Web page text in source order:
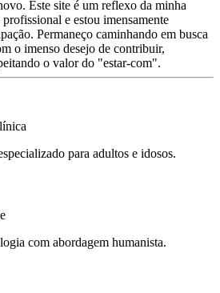
Este site é um reflexo da minha
e estou imensamente
Permaneço caminhando em busca
o imenso desejo de contribuir,
o valor do "estar-com".
para adultos e idosos.
com abordagem humanista.